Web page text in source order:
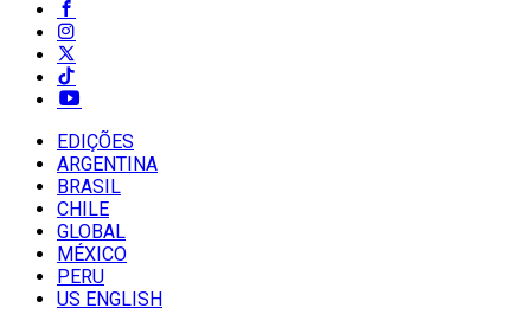
EDIÇÕES
ARGENTINA
BRASIL
CHILE
GLOBAL
MÉXICO
PERU
US ENGLISH